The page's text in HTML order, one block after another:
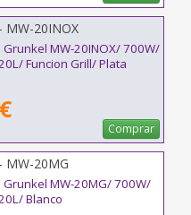
MW-20INOX
MW-20INOX/ 700W/
Funcion Grill/ Plata
Comprar
MW-20MG
MW-20MG/ 700W/
Blanco